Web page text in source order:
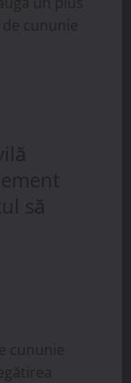
cununie
să
cununie